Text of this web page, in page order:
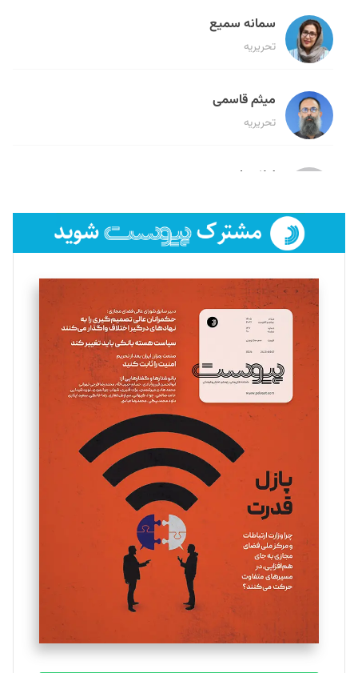
سمانه سمیع
تحریریه
میثم قاسمی
تحریریه
لیلا حنارود
فائزه فتحی رستمی
تحریریه
سروش کرمیان
تحریریه
مینا پاکدل
یسنا امان‌پور
تحریریه
ملینا جعفری
تحریریه
مصطفی مسجدی آرانی
تحریریه